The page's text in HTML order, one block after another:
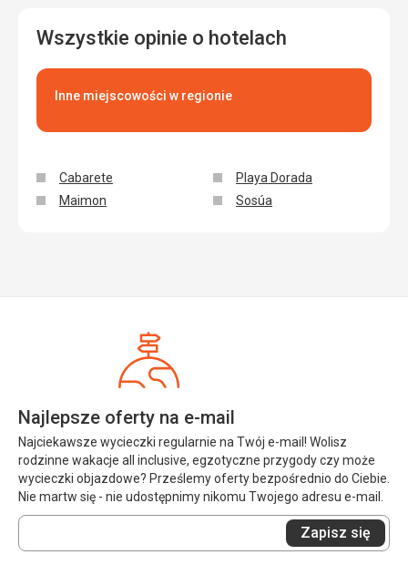
Wszystkie opinie o hotelach
Inne miejscowości w regionie
Cabarete
Maimon
Playa Dorada
Sosúa
Najlepsze oferty na e-mail
Najciekawsze wycieczki regularnie na Twój e-mail! Wolisz
rodzinne wakacje all inclusive, egzotyczne przygody czy może
wycieczki objazdowe? Prześlemy oferty bezpośrednio do Ciebie.
Nie martw się - nie udostępnimy nikomu Twojego adresu e-mail.
Wprowadź
swój
Zapisz się